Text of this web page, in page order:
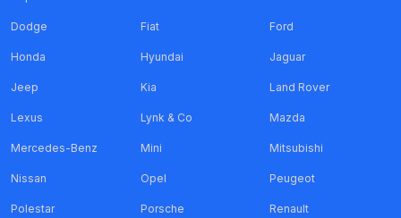
Dodge Fiat Ford
Honda Hyundai Jaguar
Jeep Kia Land Rover
Lexus Lynk & Co Mazda
Mercedes-Benz Mini Mitsubishi
Nissan Opel Peugeot
Polestar Porsche Renault